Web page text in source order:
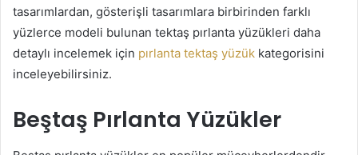
tasarımlardan, gösterişli tasarımlara birbirinden farklı
yüzlerce modeli bulunan tektaş pırlanta yüzükleri daha
detaylı incelemek için pırlanta tektaş yüzük kategorisini
inceleyebilirsiniz.
Beştaş Pırlanta Yüzükler